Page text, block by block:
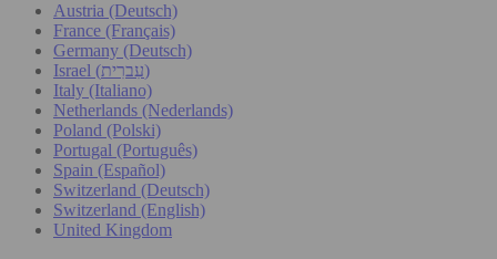
Austria (Deutsch)
France (Français)
Germany (Deutsch)
Israel (עִברִית)
Italy (Italiano)
Netherlands (Nederlands)
Poland (Polski)
Portugal (Português)
Spain (Español)
Switzerland (Deutsch)
Switzerland (English)
United Kingdom